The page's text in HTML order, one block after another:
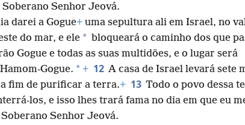
Soberano Senhor Jeová.
darei a Gogue+ uma sepultura ali em Israel, no
do mar, e ele * bloqueará o caminho dos que
Gogue e todas as suas multidões, e o lugar será
Gogue. * + 12 A casa de Israel levará sete
fim de purificar a terra.+ 13 Todo o povo dessa
los, e isso lhes trará fama no dia em que eu
Senhor Jeová.